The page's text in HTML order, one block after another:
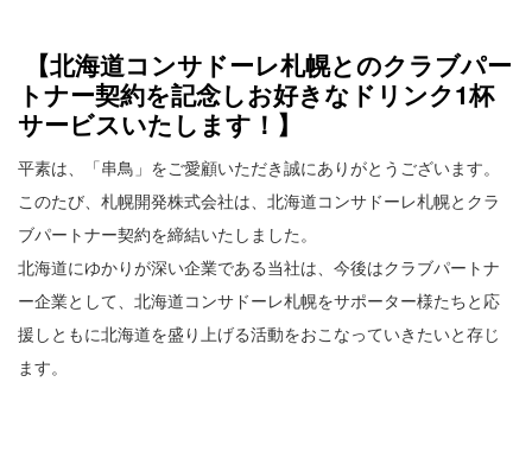
【北海道コンサドーレ札幌とのクラブパー
トナー契約を記念しお好きなドリンク1杯
サービスいたします！】
平素は、「串鳥」をご愛顧いただき誠にありがとうございます。
このたび、札幌開発株式会社は、北海道コンサドーレ札幌とクラ
ブパートナー契約を締結いたしました。
北海道にゆかりが深い企業である当社は、今後はクラブパートナ
ー企業として、北海道コンサドーレ札幌をサポーター様たちと応
援しともに北海道を盛り上げる活動をおこなっていきたいと存じ
ます。
アレルギー情報
お支払方法のご案内
サイトマップ
X（旧ツイッター）
インスタグラム
2026年6月
2026年4月
2026年3月
2025年7月
2025年2月